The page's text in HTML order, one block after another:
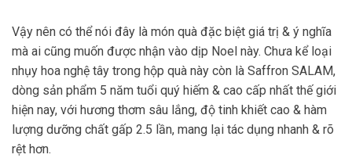
Vậy nên có thể nói đây là món quà đặc biệt giá trị & ý nghĩa
mà ai cũng muốn được nhận vào dịp Noel này. Chưa kể loại
nhụy hoa nghệ tây trong hộp quà này còn là Saffron SALAM,
dòng sản phẩm 5 năm tuổi quý hiếm & cao cấp nhất thế giới
hiện nay, với hương thơm sâu lắng, độ tinh khiết cao & hàm
lượng dưỡng chất gấp 2.5 lần, mang lại tác dụng nhanh & rõ
rệt hơn.